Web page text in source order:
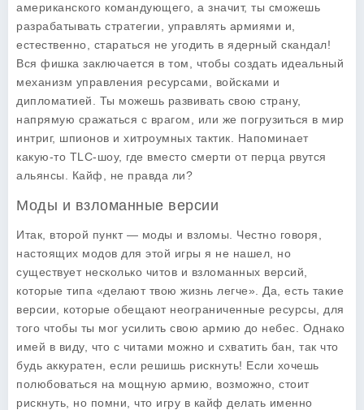
американского командующего, а значит, ты сможешь
разрабатывать стратегии, управлять армиями и,
естественно, стараться не угодить в ядерный скандал!
Вся фишка заключается в том, чтобы создать идеальный
механизм управления ресурсами, войсками и
дипломатией. Ты можешь развивать свою страну,
напрямую сражаться с врагом, или же погрузиться в мир
интриг, шпионов и хитроумных тактик. Напоминает
какую-то TLC-шоу, где вместо смерти от перца рвутся
альянсы. Кайф, не правда ли?
Моды и взломанные версии
Итак, второй пункт — моды и взломы. Честно говоря,
настоящих модов для этой игры я не нашел, но
существует несколько читов и взломанных версий,
которые типа «делают твою жизнь легче». Да, есть такие
версии, которые обещают неограниченные ресурсы, для
того чтобы ты мог усилить свою армию до небес. Однако
имей в виду, что с читами можно и схватить бан, так что
будь аккуратен, если решишь рискнуть! Если хочешь
полюбоваться на мощную армию, возможно, стоит
рискнуть, но помни, что игру в кайф делать именно